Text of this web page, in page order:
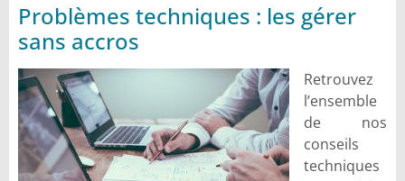
Problèmes techniques : les gérer
sans accros
Retrouvez
l’ensemble
de nos
conseils
techniques